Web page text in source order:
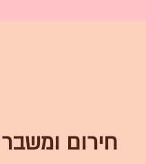
חירום ומשבר